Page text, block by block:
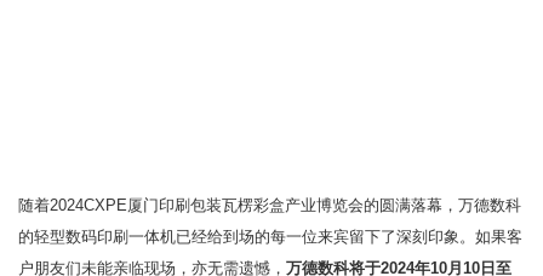
随着2024CXPE厦门印刷包装瓦楞彩盒产业博览会的圆满落幕，万德数科
的轻型数码印刷一体机已经给到场的每一位来宾留下了深刻印象。如果客
户朋友们未能亲临现场，亦无需遗憾， 万德数科将于2024年10月10日至